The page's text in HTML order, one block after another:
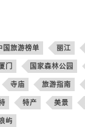
国旅游榜单 丽江
门 国家森林公园
寺庙 旅游指南
特产 美景
屿